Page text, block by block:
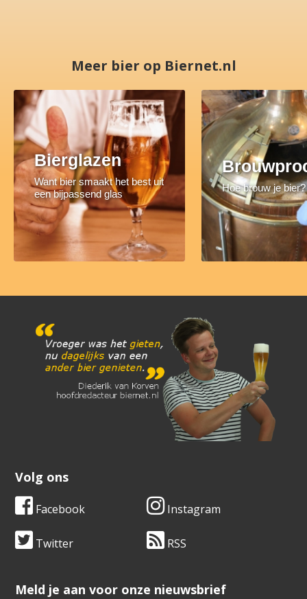
Meer bier op Biernet.nl
Bierglazen
Want bier smaakt het best uit
een bijpassend glas
Hoe brouw je bier?
Volg ons
Facebook Instagram
Twitter RSS
​​​​​​​Meld je aan voor onze nieuwsbrief